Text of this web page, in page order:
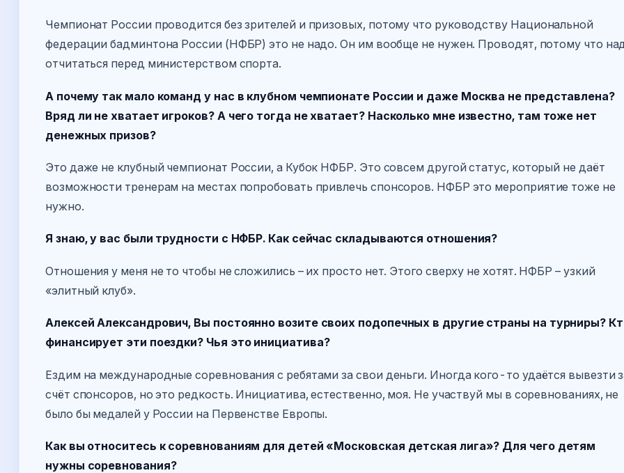
Чемпионат России проводится без зрителей и призовых, потому что руководству Национальной
федерации бадминтона России (НФБР) это не надо. Он им вообще не нужен. Проводят, потому что
отчитаться перед министерством спорта.
А почему так мало команд у нас в клубном чемпионате России и даже Москва не представлена?
Вряд ли не хватает игроков? А чего тогда не хватает? Насколько мне известно, там тоже нет
денежных призов?
Это даже не клубный чемпионат России, а Кубок НФБР. Это совсем другой статус, который не даёт
возможности тренерам на местах попробовать привлечь спонсоров. НФБР это мероприятие тоже не
нужно.
Я знаю, у вас были трудности с НФБР. Как сейчас складываются отношения?
Отношения у меня не то чтобы не сложились – их просто нет. Этого сверху не хотят. НФБР – узкий
«элитный клуб».
Алексей Александрович, Вы постоянно возите своих подопечных в другие страны на турниры?
финансирует эти поездки? Чья это инициатива?
Ездим на международные соревнования с ребятами за свои деньги. Иногда кого-то удаётся вывезти
счёт спонсоров, но это редкость. Инициатива, естественно, моя. Не участвуй мы в соревнованиях, не
было бы медалей у России на Первенстве Европы.
Как вы относитесь к соревнованиям для детей «Московская детская лига»? Для чего детям
нужны соревнования?